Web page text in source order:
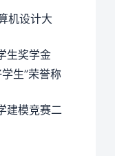
机设计大
生奖学金
生”荣誉称
建模竞赛二